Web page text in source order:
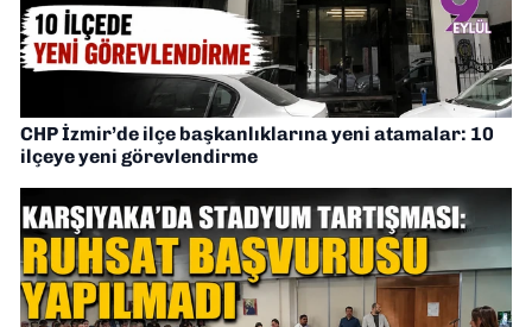
CHP İzmir’de ilçe başkanlıklarına yeni atamalar: 10
ilçeye yeni görevlendirme